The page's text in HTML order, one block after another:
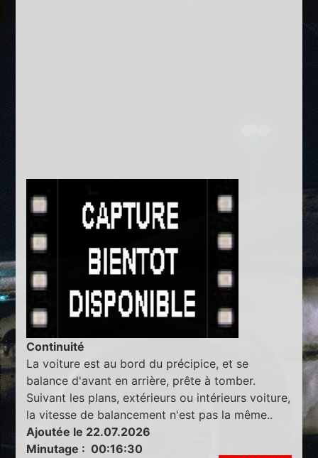
Continuité
La voiture est au bord du précipice, et se
balance d'avant en arrière, prête à tomber.
Suivant les plans, extérieurs ou intérieurs voiture,
la vitesse de balancement n'est pas la même..
Ajoutée le 22.07.2026
Minutage : 00:16:30